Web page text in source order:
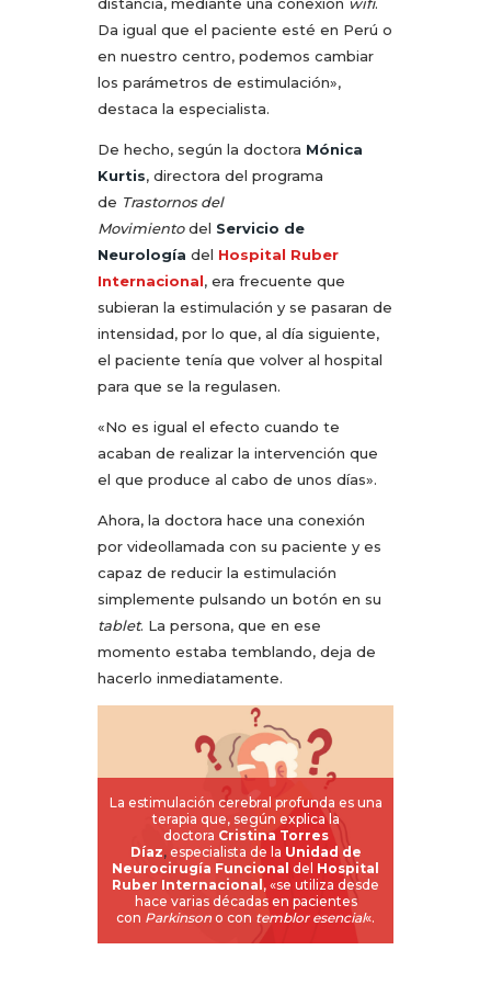
Da igual que el paciente esté en Perú o
en nuestro centro, podemos cambiar
los parámetros de estimulación»,
destaca la especialista.
De hecho, según la doctora Mónica
Kurtis, directora del programa
de Trastornos del
Movimientodel Servicio de
Neurología del Hospital Ruber
Internacional, era frecuente que
subieran la estimulación y se pasaran de
intensidad, por lo que, al día siguiente,
el paciente tenía que volver al hospital
para que se la regulasen.
«No es igual el efecto cuando te
acaban de realizar la intervención que
el que produce al cabo de unos días».
Ahora, la doctora hace una conexión
por videollamada con su paciente y es
capaz de reducir la estimulación
simplemente pulsando un botón en su
tablet. La persona, que en ese
momento estaba temblando, deja de
hacerlo inmediatamente.
La estimulación cerebral profunda es una
terapia que, según explica la
doctora Cristina Torres
Díaz,especialista de la Unidad de
Neurocirugía Funcional del Hospital
Ruber Internacional , «se utiliza desde
hace varias décadas en pacientes
con Parkinsono con temblor esencial«.